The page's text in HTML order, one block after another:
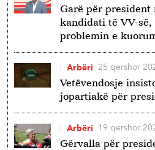
Garë për president
kandidati të VV-
problemin e
Vetëvendosje
jopartiakë për
Arbëri 25 qershor
Gërvalla për
Arbëri 19 qershor